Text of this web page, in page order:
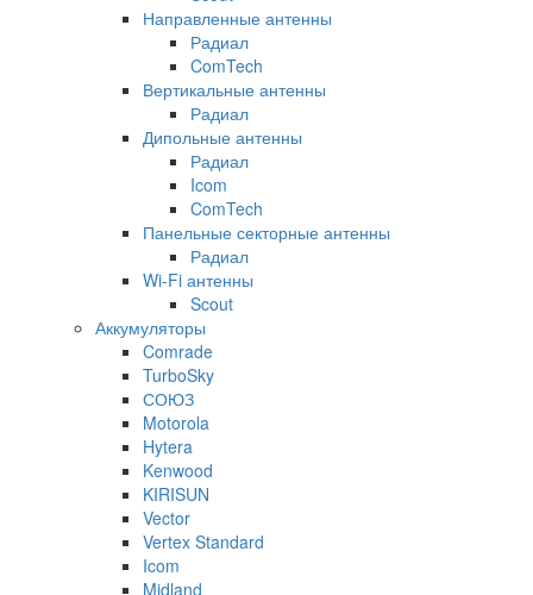
Направленные антенны
Радиал
ComTech
Вертикальные антенны
Радиал
Дипольные антенны
Радиал
Icom
ComTech
Панельные секторные антенны
Радиал
Wi-Fi антенны
Scout
Аккумуляторы
Comrade
TurboSky
СОЮЗ
Motorola
Hytera
Kenwood
KIRISUN
Vector
Vertex Standard
Icom
Midland